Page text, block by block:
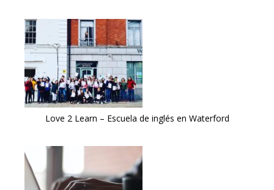
Love 2 Learn – Escuela de inglés en Waterford